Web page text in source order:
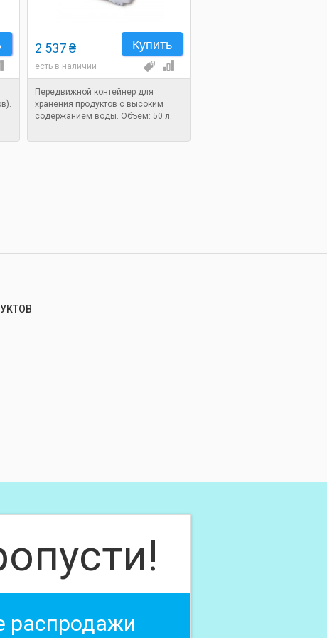
Купить
2 537 ₴
есть в наличии
Передвижной контейнер для
хранения продуктов с высоким
содержанием воды. Объем: 50 л.
распродажи